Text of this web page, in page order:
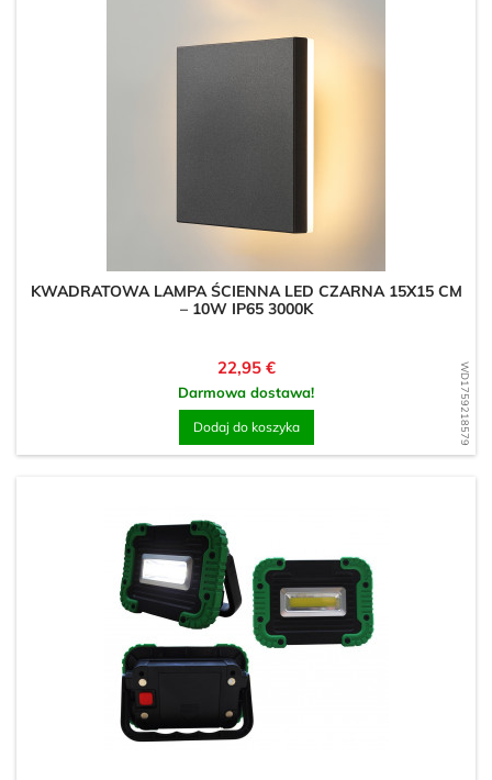
WD1759218579
KWADRATOWA LAMPA ŚCIENNA LED CZARNA 15X15 CM
– 10W IP65 3000K
Cena
22,95 €
Darmowa dostawa!
Dodaj do koszyka